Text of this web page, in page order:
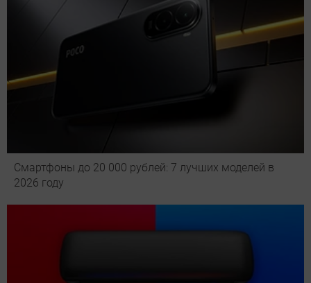
Смартфоны до 20 000 рублей: 7 лучших моделей в
2026 году